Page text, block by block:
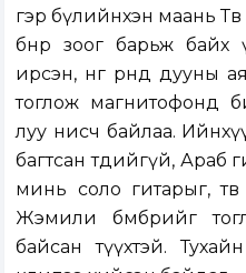
гэр бүлийнхэн маань
бөөнөөрөө зоог барьж
ирсэн, нөгөө өрөөнд
тоглож магнитофонд
луу нисч байлаа.
багтсан төдийгүй,
минь соло гитарыг,
Жэмили бөмбөрийг
байсан түүхтэй.